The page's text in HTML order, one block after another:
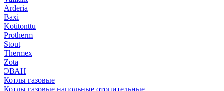
Arderia
Baxi
Kotitonttu
Protherm
Stout
Thermex
Zota
ЭВАН
Котлы газовые
Котлы газовые напольные отопительные